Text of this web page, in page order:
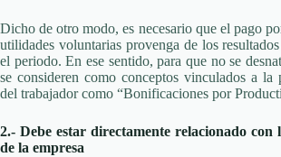
Dicho de otro modo, es necesario que el pago
utilidades voluntarias provenga de los
el periodo. En ese sentido, para que no se
se consideren como conceptos vinculados a la
del trabajador como “Bonificaciones por
2.- Debe estar directamente relacionado con
de la empresa